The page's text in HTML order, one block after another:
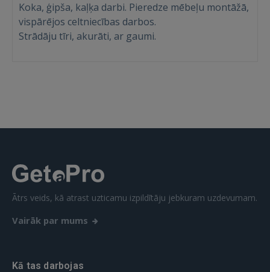
Aizmirsāt paroli? Atcerēties?
Koka, ģipša, kaļķa darbi. Pieredze mēbeļu montāžā,
vispārējos celtniecības darbos.
Strādāju tīri, akurāti, ar gaumi.
Ātrs veids, kā atrast uzticamu izpildītāju jebkuram uzdevumam.
Vairāk par mums
Kā tas darbojas